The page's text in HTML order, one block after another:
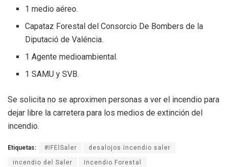
1 medio aéreo.
Capataz Forestal del Consorcio De Bombers de la
Diputació de Valéncia.
1 Agente medioambiental.
1 SAMU y SVB.
Se solicita no se aproximen personas a ver el incendio para
dejar libre la carretera para los medios de extinción del
incendio.
Etiquetas: #IFElSaler desalojos incendio saler
incendio del Saler Incendio Forestal